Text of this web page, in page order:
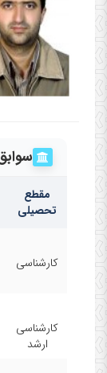
مقطع
تحصیلی
کارشناسی
کارشناسی
ارشد